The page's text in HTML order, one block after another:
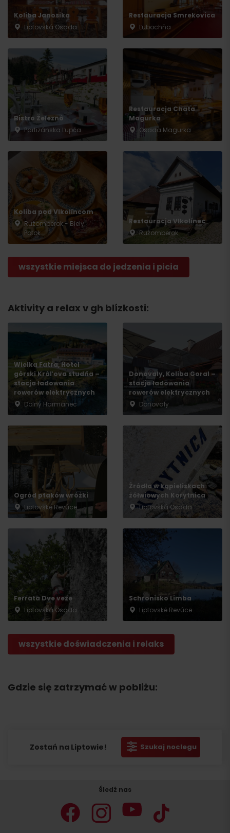
Koliba Janosika
Liptovská Osada
Restauracja Smrekovica
Ľubochňa
Bistro Železnô
Partizánska Ľupča
Restauracja Chata
Magurka
Osada Magurka
Koliba pod Vlkolíncom
Ružomberok - Biely
Potok
Restauracja Vlkolínec
Ružomberok
wszystkie miejsca do jedzenia i picia
Aktivity a relax v gh blízkosti:
Wielka Fatra, Hotel
górski Kráľova studňa –
stacja ładowania
rowerów elektrycznych
Dolný Harmanec
Donovaly, Koliba Goral –
stacja ładowania
rowerów elektrycznych
Donovaly
Ogród ptaków wróżki
Liptovské Revúce
Źródła w kąpieliskach
żółwiowych Korytnica
Liptovská Osada
Ferrata Dve veže
Liptovská Osada
Schronisko Limba
Liptovské Revúce
wszystkie doświadczenia i relaks
Gdzie się zatrzymać w pobliżu:
Zostań na Liptowie! Szukaj noclegu
Śledź nas